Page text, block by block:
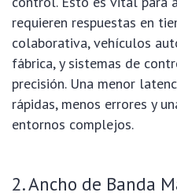
requieren respuestas en
colaborativa, vehículos
fábrica, y sistemas de
precisión. Una menor
rápidas, menos errores y
entornos complejos.
2. Ancho de Banda